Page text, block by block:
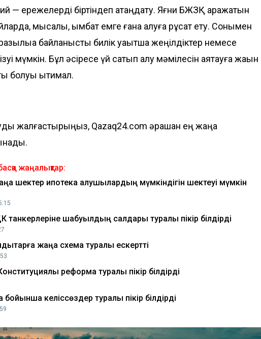
— ережелерді біртіндеп қатаңдату. Яғни БЖЗҚ қаражатын
мысалы, қымбат емге ғана алуға рұқсат ету. Сонымен
байланысты билік уақытша жеңілдіктер немесе
мүмкін. Бұл әсіресе үй сатып алу мәмілесін аяқтауға жақын
болуы ықтимал.
жалғастырыңыз, Qazaq24.com әрқашан ең жаңа
жаңалықтар:
шектер ипотека алушылардың мүмкіндігін шектеуі мүмкін
танкерлеріне шабуылдың салдары туралы пікір білдірді
жаңа схема туралы ескертті
реформа туралы пікір білдірді
бойынша келіссөздер туралы пікір білдірді